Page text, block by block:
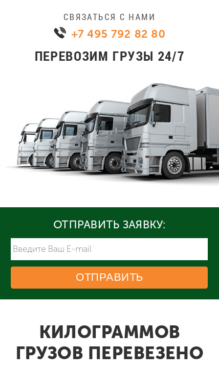
СВЯЗАТЬСЯ С НАМИ
+7 495 792 82 80
ПЕРЕВОЗИМ ГРУЗЫ 24/7
ОТПРАВИТЬ ЗАЯВКУ:
ОТПРАВИТЬ
КИЛОГРАММОВ
ГРУЗОВ ПЕРЕВЕЗЕНО